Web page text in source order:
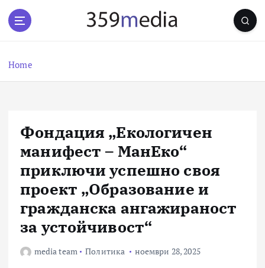
Home
Фондация „Екологичен
манифест – МанЕко“
приключи успешно своя
проект „Образование и
гражданска ангажираност
за устойчивост“
media team Политика ноември 28, 2025